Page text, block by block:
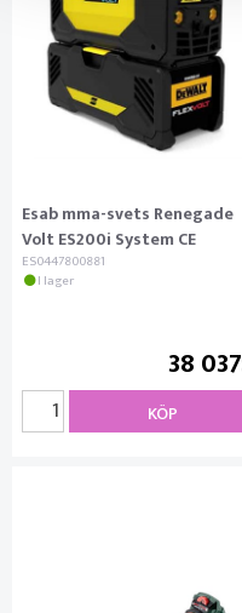
Esab mma-svets Renegade
Volt ES200i System CE
ES0447800881
I lager
38 037
KÖP